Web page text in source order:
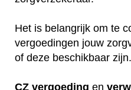
Het is belangrijk om te
vergoedingen jouw
of deze beschikbaar zijn.
CZ vergoeding en